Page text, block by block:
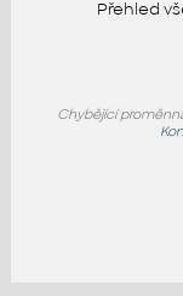
Přehled
Chybějící